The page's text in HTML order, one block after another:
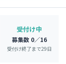
受付け中
募集数 0／16
受付け終了まで29日